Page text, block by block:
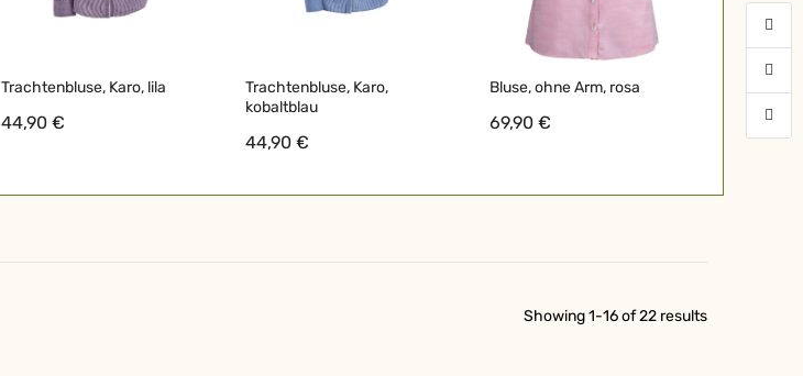
Trachtenbluse, Karo, lila
44,90 €
Trachtenbluse, Karo,
kobaltblau
44,90 €
Bluse, ohne Arm, rosa
69,90 €
Showing1-16of22 results